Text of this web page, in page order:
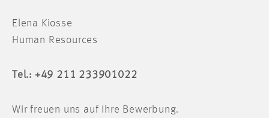
Elena Kiosse
Human Resources
Tel.: +49 211 233901022
Wir freuen uns auf Ihre Bewerbung.